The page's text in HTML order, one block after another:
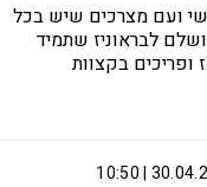
ועם מצרכים שיש בכל
לבראוניז שתמיד
ופריכים בקצוות